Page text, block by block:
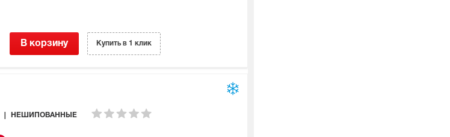
В корзину Купить в 1 клик
НЕШИПОВАННЫЕ